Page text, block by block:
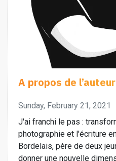
A propos de
Sunday, February 21, 2021
J'ai franchi le pas :
photographie et l'écriture
Bordelais, père de deux
donner une nouvelle